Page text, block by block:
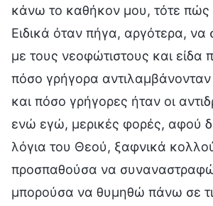
κάνω το καθήκον μου, τότε
Ειδικά όταν πήγα, αργότερα, να
με τους νεοφώτιστους και είδα
πόσο γρήγορα αντιλαμβάνονταν
και πόσο γρήγορες ήταν οι
ενώ εγώ, μερικές φορές, αφού
λόγια του Θεού, ξαφνικά
προσπαθούσα να
μπορούσα να θυμηθώ πάνω σε